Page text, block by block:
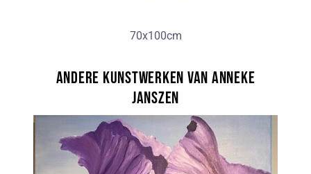
70x100cm
Andere kunstwerken van Anneke
Janszen